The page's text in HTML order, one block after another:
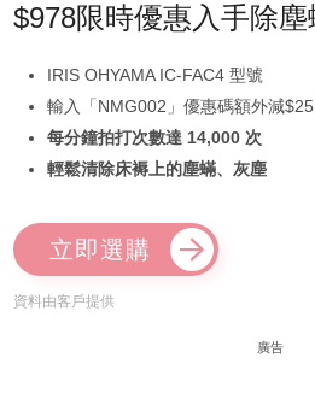
$978限時優惠入手除
IRIS OHYAMA IC-FAC4 型號
輸入「NMG002」優惠碼額外減$25
每分鐘拍打次數達 14,000 次
輕鬆清除床褥上的塵蟎、灰塵
立即選購
資料由客戶提供
廣告